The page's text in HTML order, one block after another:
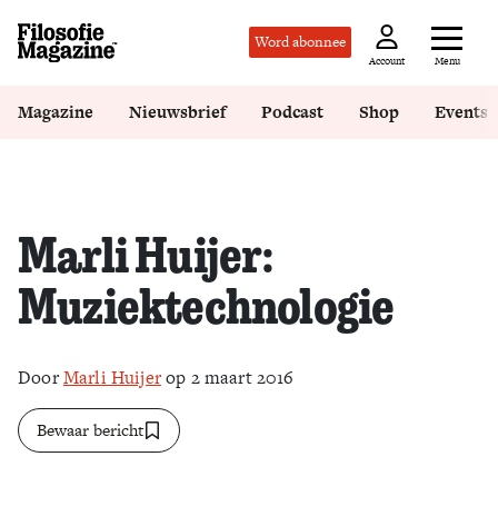
Word abonnee
Account Menu
Magazine Nieuwsbrief Podcast Shop Events
Marli Huijer:
Muziektechnologie
DoorMarli Huijerop 2 maart 2016
Bewaar bericht